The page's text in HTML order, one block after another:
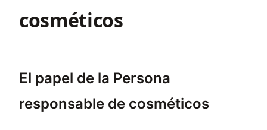
cosméticos
El papel de la Persona
responsable de cosméticos